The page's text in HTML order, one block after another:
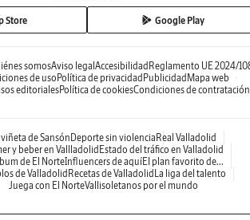
Store Google Play
somosAviso legal Accesibilidad Reglamento UE 2024/
de usoPolítica de privacidad Publicidad Mapa web
editorialesPolítica de cookiesCondiciones de contratación
viñeta de Sansón Deporte sin violencia Real Valladolid
y beber en Vallladolid Estado del tráfico en Valladolid
de El NorteInfluencers de aquíEl plan favorito de...
de Valladolid Recetas de Valladolid La liga del talento
Juega con El NorteVallisoletanos por el mundo